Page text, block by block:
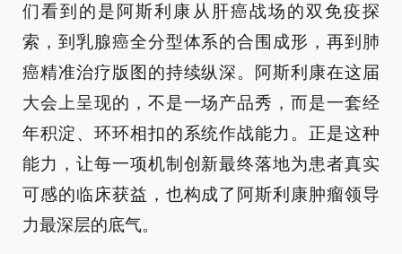
们看到的是阿斯利康从肝癌战场的双免疫探
索，到乳腺癌全分型体系的合围成形，再到肺
癌精准治疗版图的持续纵深。阿斯利康在这届
大会上呈现的，不是一场产品秀，而是一套经
年积淀、环环相扣的系统作战能力。正是这种
能力，让每一项机制创新最终落地为患者真实
可感的临床获益，也构成了阿斯利康肿瘤领导
力最深层的底气。